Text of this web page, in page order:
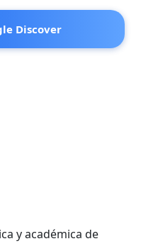
Discover
y académica de